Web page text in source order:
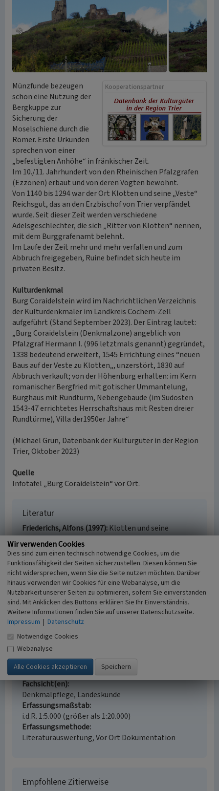
Kooperationspartner
Münzfunde bezeugen
schon eine Nutzung der
Bergkuppe zur
Sicherung der
Moselschiene durch die
Römer. Erste Urkunden
sprechen von einer
„befestigten Anhöhe“ in fränkischer Zeit.
Im 10./11. Jahrhundert von den Rheinischen Pfalzgrafen
(Ezzonen) erbaut und von deren Vögten bewohnt.
Von 1140 bis 1294 war der Ort Klotten und seine „Veste“
Reichsgut, das an den Erzbischof von Trier verpfändet
wurde. Seit dieser Zeit werden verschiedene
Adelsgeschlechter, die sich „Ritter von Klotten“ nennen,
mit dem Burggrafenamt belehnt.
Im Laufe der Zeit mehr und mehr verfallen und zum
Abbruch freigegeben, Ruine befindet sich heute im
privaten Besitz.
Kulturdenkmal
Burg Coraidelstein wird im Nachrichtlichen Verzeichnis
der Kulturdenkmäler im Landkreis Cochem-Zell
aufgeführt (Stand September 2023). Der Eintrag lautet:
„Burg Coraidelstein (Denkmalzone) angeblich von
Pfalzgraf Hermann I. (996 letztmals genannt) gegründet,
1338 bedeutend erweitert, 1545 Errichtung eines “neuen
Baus auf der Veste zu Klotten„, unzerstört, 1830 auf
Abbruch verkauft; von der Höhenburg erhalten: im Kern
romanischer Bergfried mit gotischer Ummantelung,
Burghaus mit Rundturm, Nebengebäude (im Südosten
1543-47 errichtetes Herrschaftshaus mit Resten dreier
Rundtürme), Villa der1950er Jahre“
(Michael Grün, Datenbank der Kulturgüter in der Region
Trier, Oktober 2023)
Quelle
Infotafel „Burg Coraidelstein“ vor Ort.
Literatur
Friederichs, Alfons (1997) Klotten und seine
Geschichte. Zur 1300-Jahr-Feier des Ortes. In: Rhein-
Mosel-Verlag, Zell/Mosel.
Burg Coraidelstein bei Klotten
Schlagwörter
Burgruine
56818 Klotten
Gesetzlich geschütztes Kulturdenkmal
Geschütztes Kulturdenkmal gem. § 8 DSchG
Rheinland-Pfalz
Fachsicht(en)
Denkmalpflege, Landeskunde
Erfassungsmaßstab
i.d.R. 1:5.000 (größer als 1:20.000)
Erfassungsmethode
Literaturauswertung, Vor Ort Dokumentation
Empfohlene Zitierweise
Wir verwenden Cookies
Dies sind zum einen technisch notwendige Cookies, um die
Funktionsfähigkeit der Seiten sicherzustellen. Diesen können Sie
nicht widersprechen, wenn Sie die Seite nutzen möchten. Darüber
hinaus verwenden wir Cookies für eine Webanalyse, um die
Nutzbarkeit unserer Seiten zu optimieren, sofern Sie einverstanden
sind. Mit Anklicken des Buttons erklären Sie Ihr Einverständnis.
Weitere Informationen finden Sie auf unserer Datenschutzseite.
Impressum | Datenschutz
Notwendige Cookies
Webanalyse